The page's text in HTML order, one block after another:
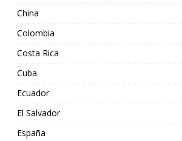
China
Colombia
Costa Rica
Cuba
Ecuador
El Salvador
España